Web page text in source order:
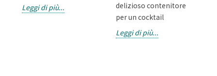
Leggi di più...
delizioso contenitore
per un cocktail
Leggi di più...